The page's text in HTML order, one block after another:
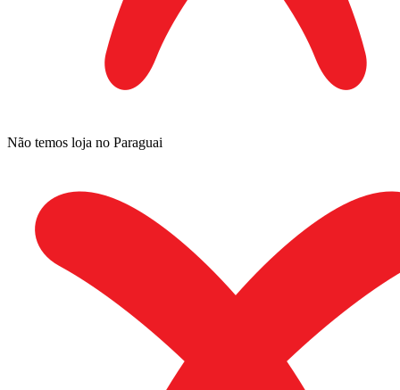
Não temos loja no Paraguai